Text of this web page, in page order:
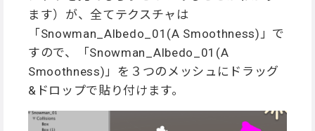
ます）が、全てテクスチャは
「Snowman_Albedo_01(A Smoothness)」で
すので、「Snowman_Albedo_01(A
Smoothness)」を３つのメッシュにドラッグ
&ドロップで貼り付けます。